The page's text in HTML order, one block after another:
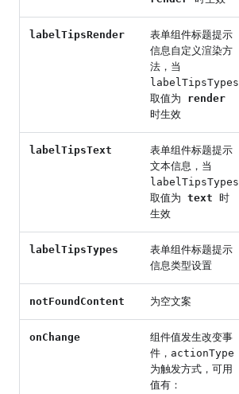
labelTipsRender
表单组件标题提示
信息自定义渲染方
法，当
labelTipsTypes
取值为 render
时生效
labelTipsText
表单组件标题提示
文本信息，当
labelTipsTypes
取值为 text 时
生效
labelTipsTypes
表单组件标题提示
信息类型设置
notFoundContent 为空文案
onChange
组件值发生改变事
件，actionType
为触发方式，可用
值有：